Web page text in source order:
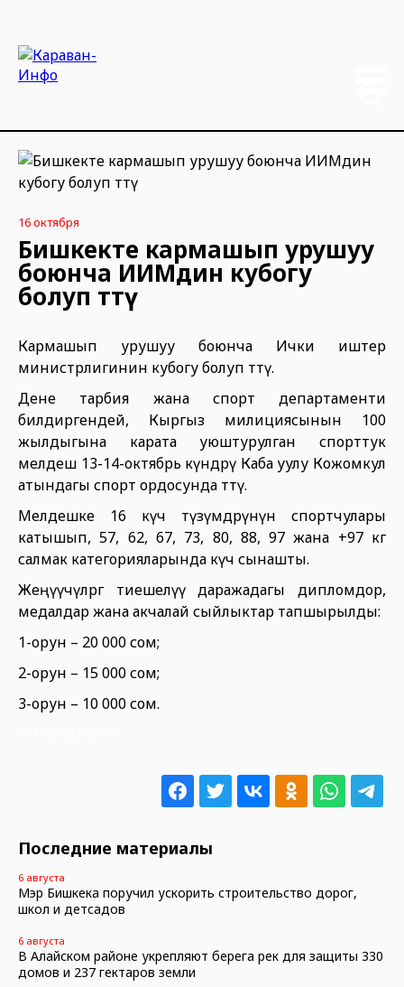
16 октября
Бишкекте кармашып урушуу
боюнча ИИМдин кубогу
болуп өттү
Кармашып урушуу боюнча Ички иштер
министрлигинин кубогу болуп өттү.
Дене тарбия жана спорт департаменти
билдиргендей, Кыргыз милициясынын 100
жылдыгына карата уюштурулган спорттук
мелдеш 13-14-октябрь күндөрү Каба уулу Кожомкул
атындагы спорт ордосунда өттү.
Мелдешке 16 күч түзүмдөрүнүн спортчулары
катышып, 57, 62, 67, 73, 80, 88, 97 жана +97 кг
салмак категорияларында күч сынашты.
Жеңүүчүлөргө тиешелүү даражадагы дипломдор,
медалдар жана акчалай сыйлыктар тапшырылды:
1-орун – 20 000 сом;
2-орун – 15 000 сом;
3-орун – 10 000 сом.
Последние материалы
6 августа
Мэр Бишкека поручил ускорить строительство дорог,
школ и детсадов
6 августа
В Алайском районе укрепляют берега рек для защиты 330
домов и 237 гектаров земли